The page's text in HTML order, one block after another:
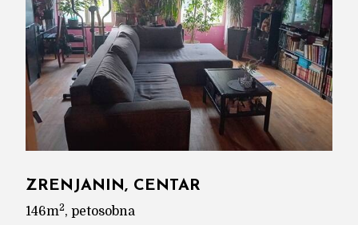
ZRENJANIN, CENTAR
146m2, petosobna